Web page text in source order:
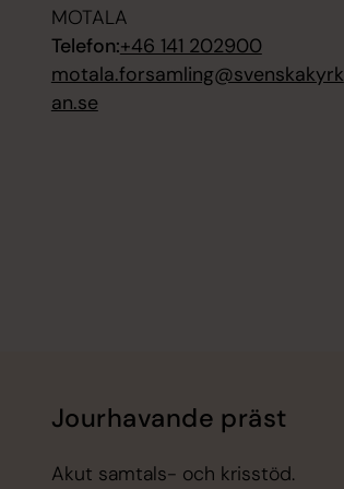
MOTALA
Telefon:+46 141 202900
motala.forsamling@svenskakyrk
an.se
Jourhavande präst
Akut samtals- och krisstöd.